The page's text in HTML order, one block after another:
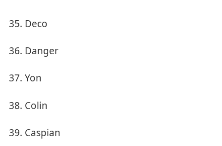
Deco
Danger
Yon
Colin
Caspian